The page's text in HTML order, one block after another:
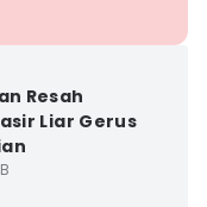
Resah
Liar Gerus